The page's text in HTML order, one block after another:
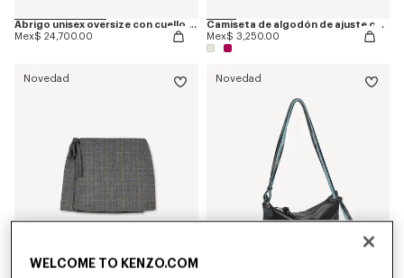
Abrigo unisex oversize con cuello chal de mezcla de lana 'KENZO Checks'
Mex$ 24,700.00
Camiseta de algodón de ajuste ceñido 'KENZO Eiffel Tower Design'
Mex$ 3,250.00
Novedad Novedad
WELCOME TO KENZO.COM